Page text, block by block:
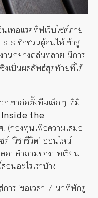
เทอแรคทีฟเว็บไซต์ภาย
ชักชวนผู้คนให้เข้าสู่
านอย่างถล่มทลาย มีการ
งเป็นผลลัพธ์สุดท้ายที่ได้
เขาก่อตั้งทีมเล็กๆ ที่มี
Inside the
(กองทุนเพื่อความเสมอ
‘วิชาชีวิต’ ออนไลน์
อบคำถามของบทเรียน
นอะไรเราบ้าง
าร ‘ขอเวลา 7 นาทีพักดู